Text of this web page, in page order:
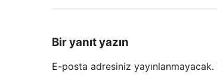
Bir yanıt yazın
E-posta adresiniz yayınlanmayacak.